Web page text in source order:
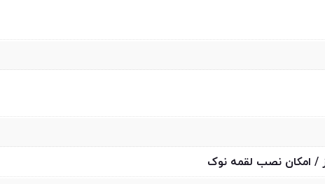
/ امکان نصب لقمه نوک